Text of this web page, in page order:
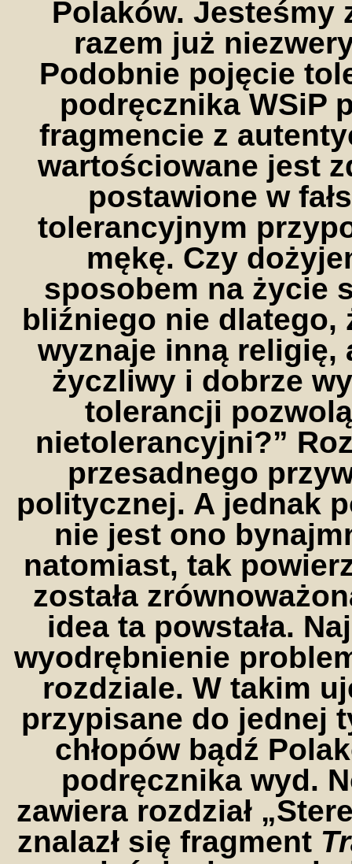
Polaków. Jesteśmy
razem już
Podobnie pojęcie
podręcznika WSiP
fragmencie z
wartościowane jest
postawione w
tolerancyjnym
mękę. Czy
sposobem na życie
bliźniego nie dlatego,
wyznaje inną religię,
życzliwy i dobrze
tolerancji
nietolerancyjni?”
przesadnego
politycznej. A jednak
nie jest ono
natomiast, tak
została
idea ta powstała.
wyodrębnienie
rozdziale. W takim
przypisane do jednej
chłopów bądź
podręcznika wyd.
zawiera rozdział
znalazł się fragment